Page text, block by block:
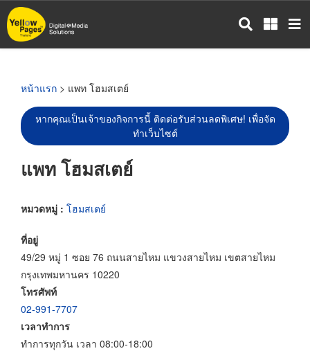
ข้าม
ไป
หน้าแรก > แพท โฮมสเตย์
หากคุณเป็นเจ้าของกิจการนี้ ติดต่อรับส่วนลดพิเศษ! เพื่อจัด
ทำเว็บไซต์
แพท โฮมสเตย์
หมวดหมู่ : โฮมสเตย์
ที่อยู่
49/29 หมู่ 1 ซอย 76 ถนนสายไหม แขวงสายไหม เขตสายไหม
กรุงเทพมหานคร 10220
โทรศัพท์
02-991-7707
เวลาทำการ
ทำการทุกวัน เวลา 08:00-18:00